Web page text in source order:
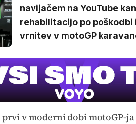
navijačem na YouTube
rehabilitacijo po
vrnitev v motoGP
v moderni dobi motoGP-